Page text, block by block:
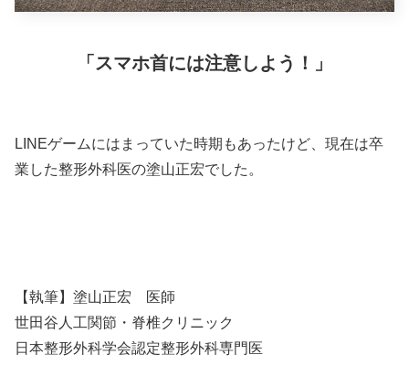
「スマホ首には注意しよう ！」
LINEゲームにはまっていた時期もあったけど、現在は卒
業した整形外科医の塗山正宏でした。
【執筆】塗山正宏 医師
世田谷人工関節・脊椎クリニック
日本整形外科学会認定整形外科専門医